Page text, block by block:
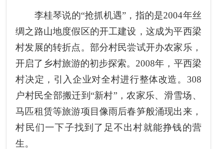
李桂琴说的“抢抓机遇”，指的是2004年丝
绸之路山地度假区的开工建设，这成为平西梁
村发展的转折点。部分村民尝试开办农家乐，
开启了乡村旅游的初步探索。2008年，平西梁
村决定，引入企业对全村进行整体改造。308
户村民全部搬迁到“新村”，农家乐、滑雪场、
马匹租赁等旅游项目像雨后春笋般涌现出来，
村民们一下子找到了足不出村就能挣钱的营
生。